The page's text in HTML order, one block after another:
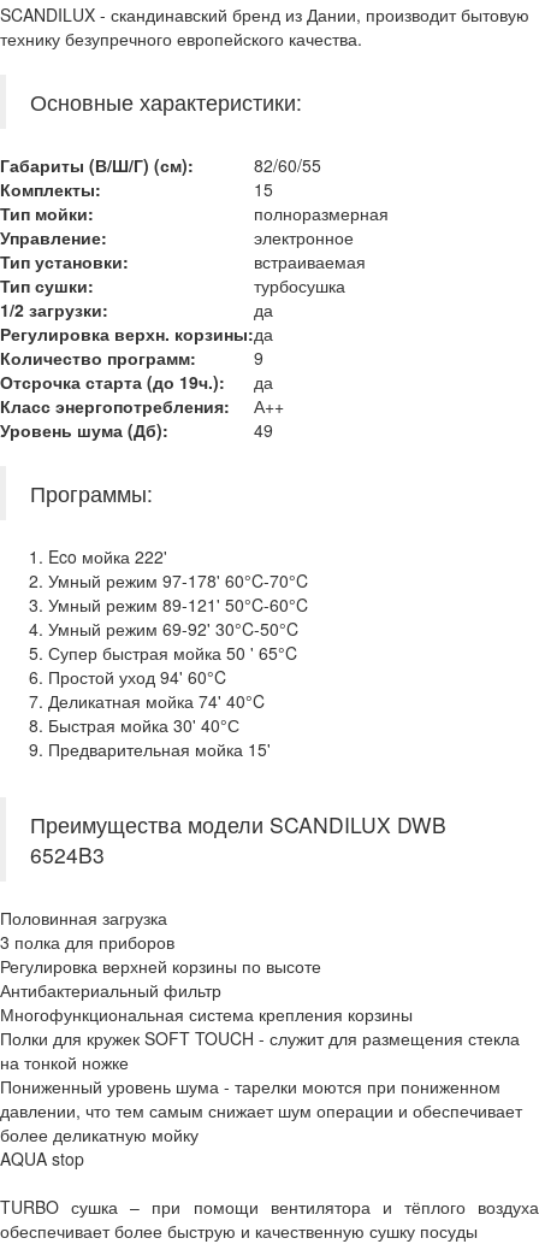
SCANDILUX - скандинавский бренд из Дании, производит бытовую
технику безупречного европейского качества.
Основные характеристики:
Габариты (В/Ш/Г) (см):
82/60/55
Комплекты:
15
Тип мойки:
полноразмерная
Управление:
электронное
Тип установки:
встраиваемая
Тип сушки:
турбосушка
1/2 загрузки:
да
Регулировка верхн. корзины:да
Количество программ:
9
Отсрочка старта (до 19ч.):
да
Класс энергопотребления:
А++
Уровень шума (Дб): 49
Программы:
Eco мойка 222'
Умный режим 97-178' 60°C-70°C
Умный режим 89-121' 50°C-60°C
Умный режим 69-92' 30°C-50°C
Супер быстрая мойка 50 ' 65°C
Простой уход 94' 60°C
Деликатная мойка 74' 40°C
Быстрая мойка 30' 40°С
Предварительная мойка 15'
Преимущества модели SCANDILUX DWB
6524B3
Половинная загрузка
3 полка для приборов
Регулировка верхней корзины по высоте
Антибактериальный фильтр
Многофункциональная система крепления корзины
Полки для кружек SOFT TOUCH - служит для размещения стекла
на тонкой ножке
Пониженный уровень шума - тарелки моются при пониженном
давлении, что тем самым снижает шум операции и обеспечивает
более деликатную мойку
AQUA stop
TURBO сушка – при помощи вентилятора и тёплого воздуха
обеспечивает более быструю и качественную сушку посуды